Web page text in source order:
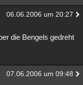
English
06.06.2006 um 20:27
die Bengels gedreht
07.06.2006 um 09:48